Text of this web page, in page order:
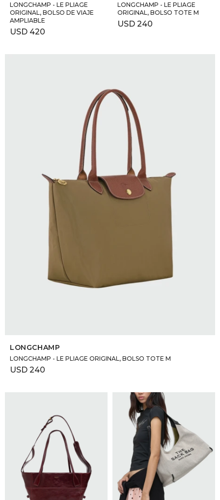
LONGCHAMP - LE PLIAGE
ORIGINAL, BOLSO DE VIAJE
AMPLIABLE
USD 420
LONGCHAMP - LE PLIAGE
ORIGINAL, BOLSO TOTE M
USD 240
LONGCHAMP
LONGCHAMP - LE PLIAGE ORIGINAL, BOLSO TOTE M
USD 240